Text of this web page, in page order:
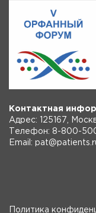
Контактная
Адрес: 125167,
Телефон: 8-800-
Email:
Политика